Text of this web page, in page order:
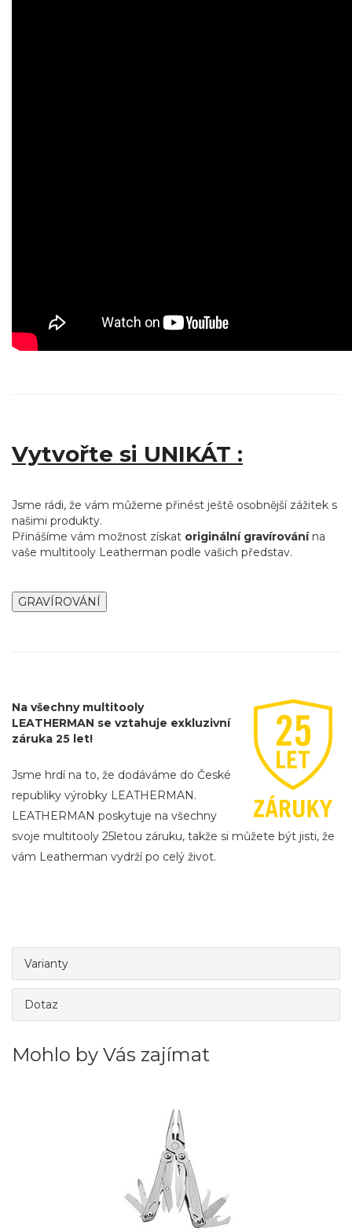
Vytvořte si UNIKÁT :
Jsme rádi, že vám můžeme přinést ještě osobnější zážitek s
našimi produkty.
Přinášíme vám možnost získat originální gravírovánína
vaše multitooly Leatherman podle vašich představ.
Na všechny multitooly
LEATHERMAN se vztahuje exkluzivní
záruka 25 let!
Jsme hrdí na to, že dodáváme do České
republiky výrobky LEATHERMAN.
LEATHERMAN poskytuje na všechny
svoje multitooly 25letou záruku, takže si můžete být jisti, že
vám Leatherman vydrží po celý život.
Varianty
Dotaz
Mohlo by Vás zajímat